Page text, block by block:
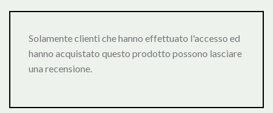
Solamente clienti che hanno effettuato l'accesso ed
hanno acquistato questo prodotto possono lasciare
una recensione.